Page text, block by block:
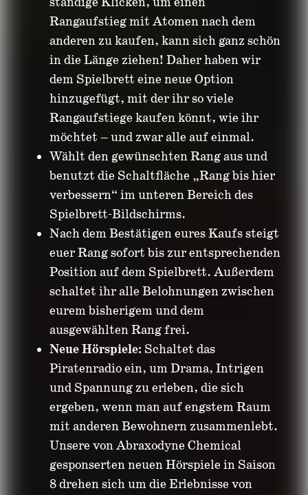
Rangaufstieg mit Atomen nach dem
anderen zu kaufen, kann sich ganz schön
in die Länge ziehen! Daher haben wir
dem Spielbrett eine neue Option
hinzugefügt, mit der ihr so viele
Rangaufstiege kaufen könnt, wie ihr
möchtet – und zwar alle auf einmal.
Wählt den gewünschten Rang aus und
benutzt die Schaltfläche „Rang bis hier
verbessern“ im unteren Bereich des
Spielbrett-Bildschirms.
Nach dem Bestätigen eures Kaufs steigt
euer Rang sofort bis zur entsprechenden
Position auf dem Spielbrett. Außerdem
schaltet ihr alle Belohnungen zwischen
eurem bisherigem und dem
ausgewählten Rang frei.
Neue Hörspiele: Schaltet das
Piratenradio ein, um Drama, Intrigen
und Spannung zu erleben, die sich
ergeben, wenn man auf engstem Raum
mit anderen Bewohnern zusammenlebt.
Unsere von Abraxodyne Chemical
gesponserten neuen Hörspiele in Saison
8 drehen sich um die Erlebnisse von